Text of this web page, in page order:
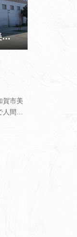
館蔵 名品展 ～加賀市美術館～
賀市美
間国